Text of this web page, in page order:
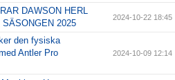
DAWSON HERL
2025
2024-10-22 18:45
den fysiska
Antler Pro
2024-10-09 12:14